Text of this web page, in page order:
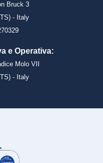
Bruck 3
- Italy
e Operativa:
Molo VII
- Italy